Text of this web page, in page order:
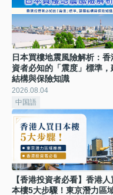
日本買樓地震風險解析：香
資者必知的「震度」標準，
結構與保險知識
2026.08.04
中国語
【香港投資者必看】香港人
本樓5大步驟！東京潛力區